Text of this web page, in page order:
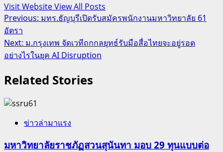
Visit WebsiteView All Posts
Post
navigation
Previous: มทร.ธัญบุรีเปิดรับสมัครพนักงานมหาวิทยาลัย 61
อัตรา
Next: ม.กรุงเทพ จัดเวทีถกกลยุทธ์รับมือสื่อไทยจะอยู่รอด
อย่างไรในยุค AI Disruption
Related Stories
ข่าวล่ามาแรง
มหาวิทยาลัยราชภัฏสวนสุนันทา มอบ 29 ทุนแบบต่อ